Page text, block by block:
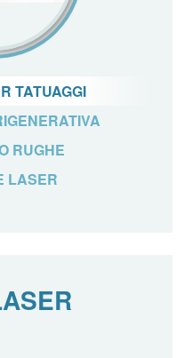
TATUAGGI
RUGHE
LASER